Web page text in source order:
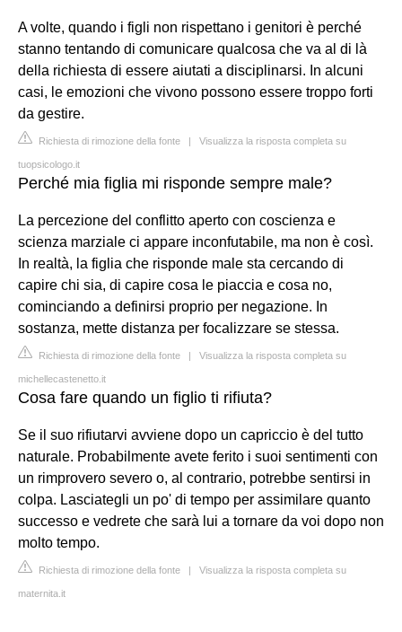
A volte, quando i figli non rispettano i genitori è perché
stanno tentando di comunicare qualcosa che va al di là
della richiesta di essere aiutati a disciplinarsi. In alcuni
casi, le emozioni che vivono possono essere troppo forti
da gestire.
Richiesta di rimozione della fonte | Visualizza la risposta completa su
tuopsicologo.it
Perché mia figlia mi risponde sempre male?
La percezione del conflitto aperto con coscienza e
scienza marziale ci appare inconfutabile, ma non è così.
In realtà, la figlia che risponde male sta cercando di
capire chi sia, di capire cosa le piaccia e cosa no,
cominciando a definirsi proprio per negazione. In
sostanza, mette distanza per focalizzare se stessa.
Richiesta di rimozione della fonte | Visualizza la risposta completa su
michellecastenetto.it
Cosa fare quando un figlio ti rifiuta?
Se il suo rifiutarvi avviene dopo un capriccio è del tutto
naturale. Probabilmente avete ferito i suoi sentimenti con
un rimprovero severo o, al contrario, potrebbe sentirsi in
colpa. Lasciategli un po' di tempo per assimilare quanto
successo e vedrete che sarà lui a tornare da voi dopo non
molto tempo.
Richiesta di rimozione della fonte | Visualizza la risposta completa su
maternita.it